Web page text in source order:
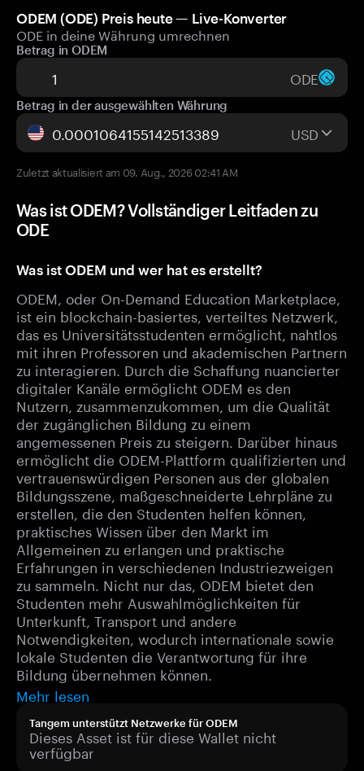
ODEM (ODE) Preis heute — Live-Konverter
ODE in deine Währung umrechnen
Betrag in ODEM
ODE
Betrag in der ausgewählten Währung
USD
Zuletzt aktualisiert am 09. Aug., 2026 02:41 AM
Was ist ODEM? Vollständiger Leitfaden zu
ODE
Was ist ODEM und wer hat es erstellt?
ODEM, oder On-Demand Education Marketplace,
ist ein blockchain-basiertes, verteiltes Netzwerk,
das es Universitätsstudenten ermöglicht, nahtlos
mit ihren Professoren und akademischen Partnern
zu interagieren. Durch die Schaffung nuancierter
digitaler Kanäle ermöglicht ODEM es den
Nutzern, zusammenzukommen, um die Qualität
der zugänglichen Bildung zu einem
angemessenen Preis zu steigern. Darüber hinaus
ermöglicht die ODEM-Plattform qualifizierten und
vertrauenswürdigen Personen aus der globalen
Bildungsszene, maßgeschneiderte Lehrpläne zu
erstellen, die den Studenten helfen können,
praktisches Wissen über den Markt im
Allgemeinen zu erlangen und praktische
Erfahrungen in verschiedenen Industriezweigen
zu sammeln. Nicht nur das, ODEM bietet den
Studenten mehr Auswahlmöglichkeiten für
Unterkunft, Transport und andere
Notwendigkeiten, wodurch internationale sowie
lokale Studenten die Verantwortung für ihre
Bildung übernehmen können.
Mehr lesen
Tangem unterstützt Netzwerke für ODEM
Dieses Asset ist für diese Wallet nicht
verfügbar